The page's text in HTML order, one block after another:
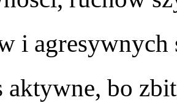
i agresywnych
aktywne, bo